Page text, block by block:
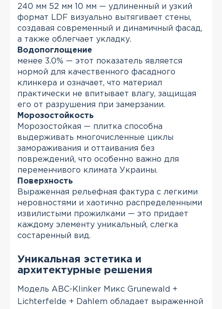
240 мм 52 мм 10 мм — удлиненный и узкий
формат LDF визуально вытягивает стены,
создавая современный и динамичный фасад,
а также облегчает укладку.
Водопоглощение
менее 3.0% — этот показатель является
нормой для качественного фасадного
клинкера и означает, что материал
практически не впитывает влагу, защищая
его от разрушения при замерзании.
Морозостойкость
Морозостойкая — плитка способна
выдерживать многочисленные циклы
замораживания и оттаивания без
повреждений, что особенно важно для
переменчивого климата Украины.
Поверхность
Выраженная рельефная фактура с легкими
неровностями и хаотично распределенными
извилистыми прожилками — это придает
каждому элементу уникальный, слегка
состаренный вид.
Уникальная эстетика и
архитектурные решения
Модель ABC-Klinker Микс Grunewald +
Lichterfelde + Dahlem обладает выраженной